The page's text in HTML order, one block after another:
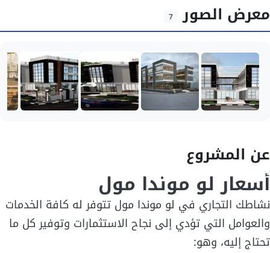
معرض الصور 7
عن المشروع
أسعار لو موندا مول
نشاطك التجاري في لو موندا مول تتوفر له كافة الخدمات
والعوامل التي تؤدي إلى نجاح الاستثمارات وتوفير كل ما
تحتاج إليه، وهو: